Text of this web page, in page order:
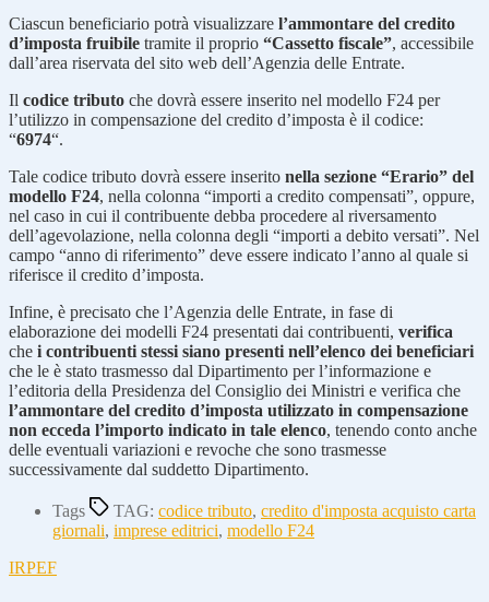
Ciascun beneficiario potrà visualizzare l’ammontare del credito
d’imposta fruibile tramite il proprio “Cassetto fiscale”, accessibile
dall’area riservata del sito web dell’Agenzia delle Entrate.
Il codice tributo che dovrà essere inserito nel modello F24 per
l’utilizzo in compensazione del credito d’imposta è il codice:
“6974“.
Tale codice tributo dovrà essere inserito nella sezione “Erario” del
modello F24, nella colonna “importi a credito compensati”, oppure,
nel caso in cui il contribuente debba procedere al riversamento
dell’agevolazione, nella colonna degli “importi a debito versati”. Nel
campo “anno di riferimento” deve essere indicato l’anno al quale si
riferisce il credito d’imposta.
Infine, è precisato che l’Agenzia delle Entrate, in fase di
elaborazione dei modelli F24 presentati dai contribuenti, verifica
che i contribuenti stessi siano presenti nell’elenco dei beneficiari
che le è stato trasmesso dal Dipartimento per l’informazione e
l’editoria della Presidenza del Consiglio dei Ministri e verifica che
l’ammontare del credito d’imposta utilizzato in compensazione
non ecceda l’importo indicato in tale elenco, tenendo conto anche
delle eventuali variazioni e revoche che sono trasmesse
successivamente dal suddetto Dipartimento.
Tags TAG: codice tributo, credito d'imposta acquisto carta
giornali, imprese editrici, modello F24
IRPEF